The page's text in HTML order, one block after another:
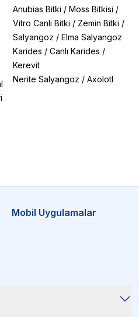
Anubias Bitki / Moss Bitkisi /
Vitro Canlı Bitki / Zemin Bitki /
Salyangoz / Elma Salyangoz
Karides / Canlı Karides /
Kerevit
Nerite Salyangoz / Axolotl
Mobil Uygulamalar